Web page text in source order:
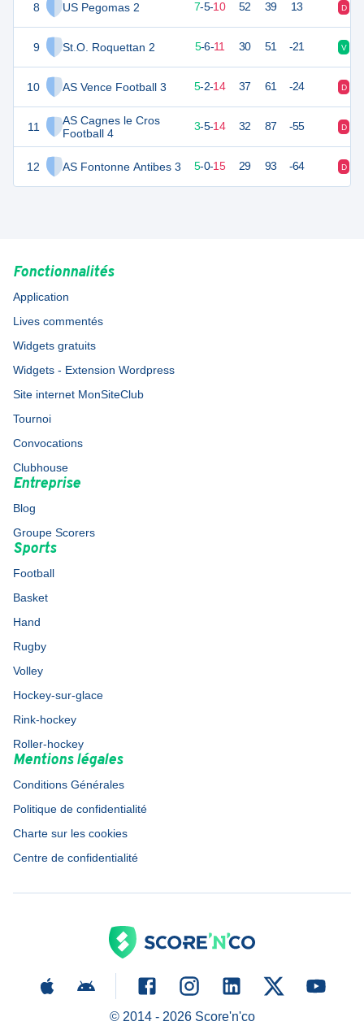
8 US Pegomas 2
9 St.O. Roquettan 2
10 AS Vence Football 3
11
AS Cagnes le Cros
Football 4
12 AS Fontonne Antibes 3
7-5-10 52 39 13 D
21 5-6-11 30 51 -21 V
16 5-2-14 37 61 -24 D
14 3-5-14 32 87 -55 D
12 22 5-0-15 29 93 -64 D
Fonctionnalités
Application
Lives commentés
Widgets gratuits
Widgets - Extension Wordpress
Site internet MonSiteClub
Tournoi
Convocations
Clubhouse
Entreprise
Blog
Groupe Scorers
Sports
Football
Basket
Hand
Rugby
Volley
Hockey-sur-glace
Rink-hockey
Roller-hockey
Mentions légales
Conditions Générales
Politique de confidentialité
Charte sur les cookies
Centre de confidentialité
© 2014 - 2026Score'n'co